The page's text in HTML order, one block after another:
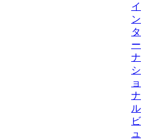
イ
ン
タ
ー
ナ
シ
ョ
ナ
ル
ビ
ュ